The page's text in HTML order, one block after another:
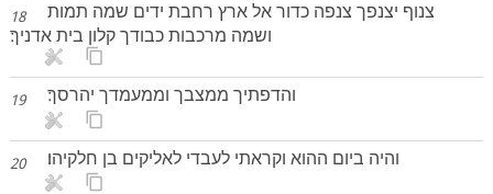
18
צנוף יצנפך צנפה כדור אל ארץ רחבת ידים שמה תמות
ושמה מרכבות כבודך קלון בית אדניך׃
19 והדפתיך ממצבך וממעמדך יהרסך׃
20 והיה ביום ההוא וקראתי לעבדי לאליקים בן חלקיהו׃